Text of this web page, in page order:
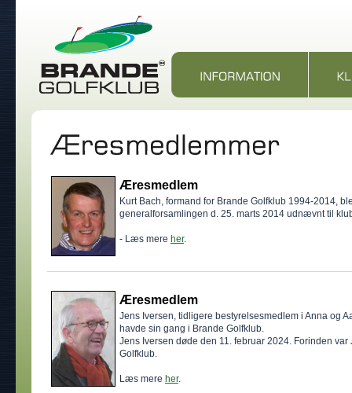
Æresmedlem
Kurt Bach, formand for Brande Golfklub 1994-2014,
generalforsamlingen d. 25. marts 2014 udnævnt til
- Læs mere her.
Æresmedlem
Jens Iversen, tidligere bestyrelsesmedlem i Anna og
havde sin gang i Brande Golfklub.
Jens Iversen døde den 11. februar 2024. Forinden
Golfklub.
Læs mere her.